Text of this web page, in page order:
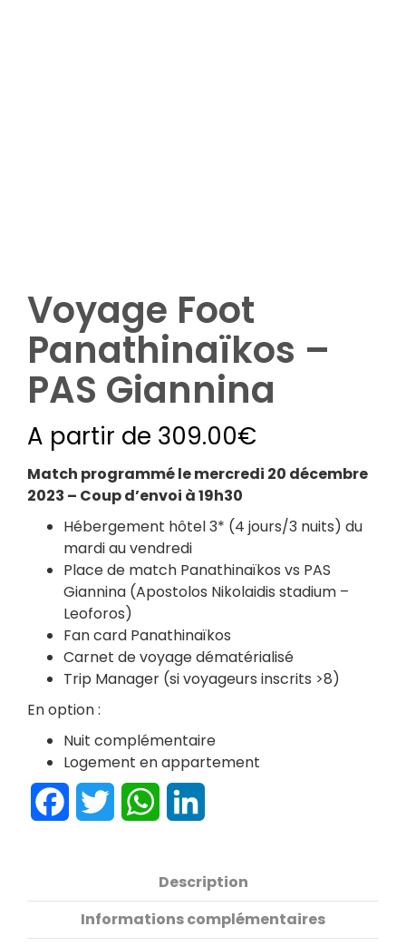
Voyage Foot
Panathinaïkos –
PAS Giannina
A partir de 309.00€
Match programmé le mercredi 20 décembre
2023 – Coup d’envoi à 19h30
Hébergement hôtel 3* (4 jours/3 nuits) du
mardi au vendredi
Place de match Panathinaïkos vs PAS
Giannina (Apostolos Nikolaidis stadium –
Leoforos)
Fan card Panathinaïkos
Carnet de voyage dématérialisé
Trip Manager (si voyageurs inscrits >8)
En option :
Nuit complémentaire
Logement en appartement
FacebookTwitter WhatsApp
Description
Informations complémentaires